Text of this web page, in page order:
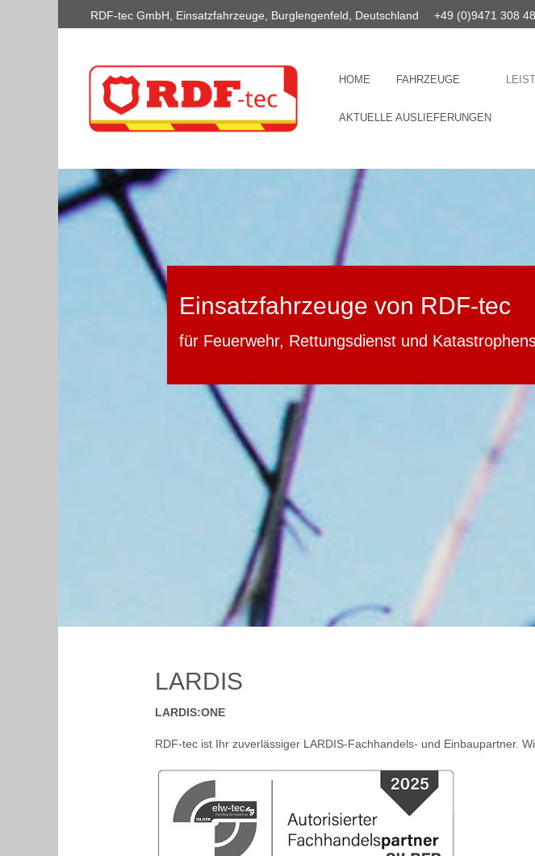
RDF-tec GmbH, Einsatzfahrzeuge, Burglengenfeld, Deutschland +49 (0)9471 308
HOME FAHRZEUGE
AKTUELLE AUSLIEFERUNGEN
Einsatzfahrzeuge von RDF-tec
für Feuerwehr, Rettungsdienst und
LARDIS
LARDIS:ONE
RDF-tec ist Ihr zuverlässiger LARDIS-Fachhandels- und Einbaupartner.